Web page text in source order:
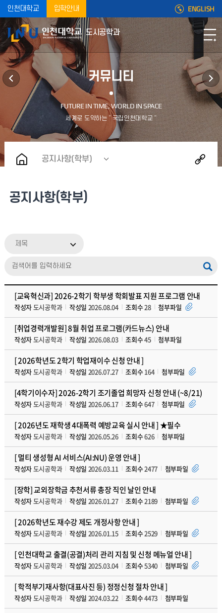
인천대학교 입학안내 ENGLISH
도시공학과
커뮤니티
공지사항(학부)
공지사항(학부)
제목
[교육혁신과] 2026-2학기 학부생 학회발표 지원 프로그램 안내
작성자도시공학과 작성일 2026.08.04 조회수28 첨부파일
[취업경력개발원] 8월 취업 프로그램(카드뉴스) 안내
작성자도시공학과 작성일 2026.08.03 조회수45 첨부파일
[ 2026학년도 2학기 학업재이수 신청 안내 ]
작성자도시공학과 작성일 2026.07.27 조회수164 첨부파일
[4학기이수자] 2026-2학기 조기졸업 희망자 신청 안내 (~8/21)
작성자도시공학과 작성일 2026.06.17 조회수647 첨부파일
[ 2026년도 재학생 4대폭력 예방교육 실시 안내 ] ★필수
작성자도시공학과 작성일 2026.05.26 조회수626 첨부파일
[ 멀티 생성형 AI 서비스(AI:NU) 운영 안내 ]
작성자도시공학과 작성일 2026.03.11 조회수2477 첨부파일
[장학] 교외장학금 추천서류 총장 직인 날인 안내
작성자도시공학과 작성일 2026.01.27 조회수2189 첨부파일
[ 2026학년도 재수강 제도 개정사항 안내 ]
작성자도시공학과 작성일 2026.01.15 조회수2529 첨부파일
[ 인천대학교 출결(공결)처리 관리 지침 및 신청 메뉴얼 안내 ]
작성자도시공학과 작성일 2025.03.04 조회수5340 첨부파일
[ 학적부기재사항(대표사진 등) 정정신청 절차 안내 ]
작성자도시공학과 작성일 2024.03.22 조회수4473 첨부파일